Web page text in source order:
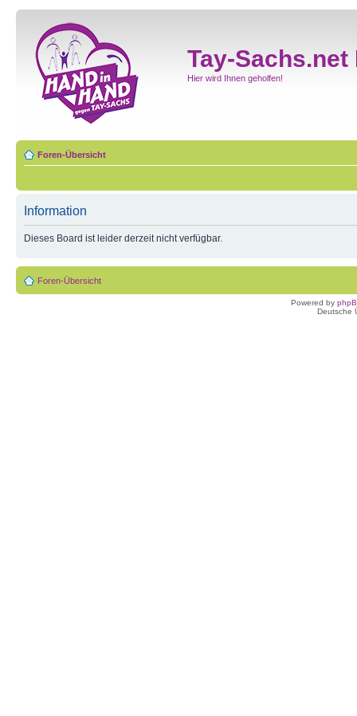
Tay-Sachs.net
Hier wird Ihnen geholfen!
Foren-Übersicht
Information
Dieses Board ist leider derzeit nicht verfügbar.
Foren-Übersicht
Powered by
Deutsche